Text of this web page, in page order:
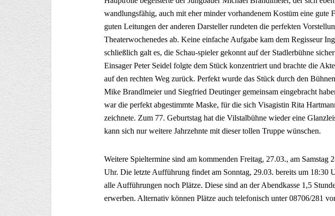
wandlungsfähig, auch mit eher minder vorhandenem Kostüm eine gute
guten Leitungen der anderen Darsteller rundeten die perfekten
Theaterwochenedes ab. Keine einfache Aufgabe kam dem Regisseur
schließlich galt es, die Schau-spieler gekonnt auf der Stadlerbühne
Einsager Peter Seidel folgte dem Stück konzentriert und brachte die
auf den rechten Weg zurück. Perfekt wurde das Stück durch den
Mike Brandlmeier und Siegfried Deutinger gemeinsam eingebracht
war die perfekt abgestimmte Maske, für die sich Visagistin Rita
zeichnete. Zum 77. Geburtstag hat die Vilstalbühne wieder eine
kann sich nur weitere Jahrzehnte mit dieser tollen Truppe wünschen.
Weitere Spieltermine sind am kommenden Freitag, 27.03., am Samstag
Uhr. Die letzte Aufführung findet am Sonntag, 29.03. bereits um 18:30
alle Aufführungen noch Plätze. Diese sind an der Abendkasse 1,5
erwerben. Alternativ können Plätze auch telefonisch unter 08706/281